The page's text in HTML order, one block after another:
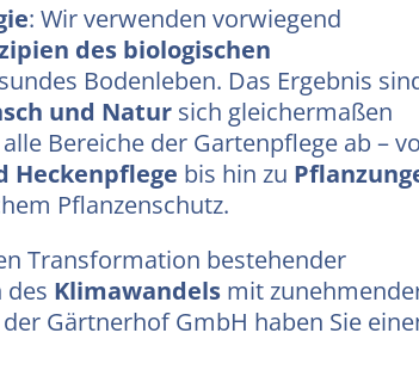
: Wir verwenden vorwiegend
des biologischen
Bodenleben. Das Ergebnis
und Natur sich gleichermaßen
Bereiche der Gartenpflege ab –
Heckenpflege bis hin zu
Pflanzenschutz.
Transformation bestehender
des Klimawandels mit
Gärtnerhof GmbH haben Sie